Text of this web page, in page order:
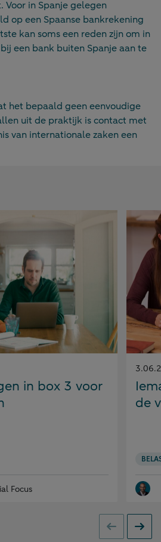
Voor in Spanje gelegen
op een Spaanse bankrekening
kan soms een reden zijn om in
een bank buiten Spanje aan te
het bepaald geen eenvoudige
uit de praktijk is contact met
van internationale zaken een
in box 3 voor
Focus
op:
de
Vorige